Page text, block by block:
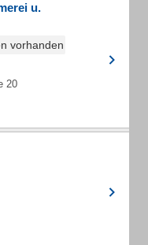
u.
vorhanden
20